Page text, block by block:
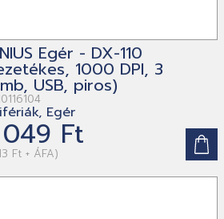
Egér - DX-110
1000 DPI, 3
USB, piros)
Egér
Ft
Ft + ÁFA)